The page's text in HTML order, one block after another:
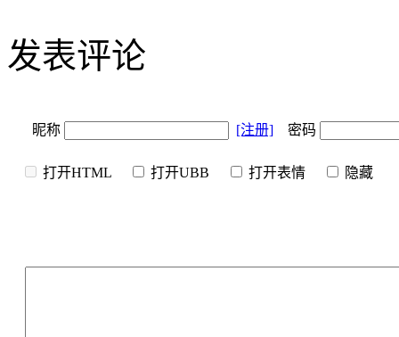
发表评论
昵称 [注册] 密码
打开HTML 打开UBB 打开表情 隐